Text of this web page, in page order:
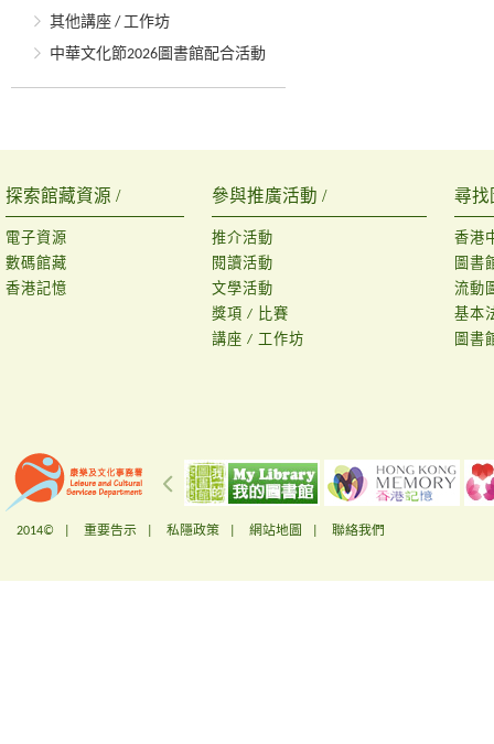
其他講座 / 工作坊
中華文化節2026圖書館配合活動
探索館藏資源 /
電子資源
數碼館藏
香港記憶
參與推廣活動 /
推介活動
閱讀活動
文學活動
獎項 / 比賽
講座 / 工作坊
尋找
香港
圖書
流動
基本
圖書
2014© | 重要告示 私隱政策 網站地圖 聯絡我們